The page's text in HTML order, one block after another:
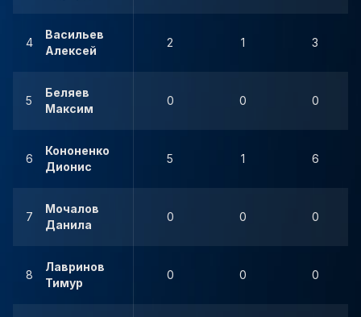
4
Васильев
Алексей
2 1 3
5
Беляев
Максим
0 0 0
6
Кононенко
Дионис
5 1 6
7
Мочалов
Данила
0 0 0
8
Лавринов
Тимур
0 0 0